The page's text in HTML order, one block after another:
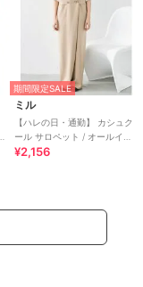
期間限定SALE
ミル
【ハレの日・通勤】 カシュク
ール サロペット / オールイン
ワン 【mil (ミル)】
¥2,156